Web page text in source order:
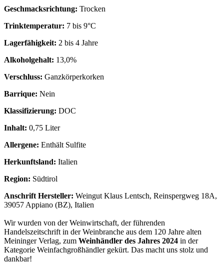
Geschmacksrichtung: Trocken
Trinktemperatur: 7 bis 9°C
Lagerfähigkeit: 2 bis 4 Jahre
Alkoholgehalt: 13,0%
Verschluss: Ganzkörperkorken
Barrique: Nein
Klassifizierung: DOC
Inhalt: 0,75 Liter
Allergene: Enthält Sulfite
Herkunftsland: Italien
Region: Südtirol
Anschrift Hersteller: Weingut Klaus Lentsch, Reinspergweg 18A,
39057 Appiano (BZ), Italien
Wir wurden von der Weinwirtschaft, der führenden
Handelszeitschrift in der Weinbranche aus dem 120 Jahre alten
Meininger Verlag, zum Weinhändler des Jahres 2024 in der
Kategorie Weinfachgroßhändler gekürt. Das macht uns stolz und
dankbar!